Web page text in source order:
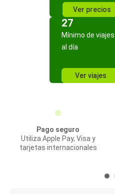
Ver precios
27
Mínimo de viajes
al día
Ver viajes
Pago seguro
Utiliza Apple Pay, Visa y
tarjetas internacionales